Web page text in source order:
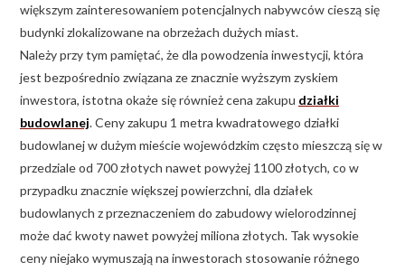
większym zainteresowaniem potencjalnych nabywców cieszą się
budynki zlokalizowane na obrzeżach dużych miast.
Należy przy tym pamiętać, że dla powodzenia inwestycji, która
jest bezpośrednio związana ze znacznie wyższym zyskiem
inwestora, istotna okaże się również cena zakupu działki
budowlanej. Ceny zakupu 1 metra kwadratowego działki
budowlanej w dużym mieście wojewódzkim często mieszczą się w
przedziale od 700 złotych nawet powyżej 1100 złotych, co w
przypadku znacznie większej powierzchni, dla działek
budowlanych z przeznaczeniem do zabudowy wielorodzinnej
może dać kwoty nawet powyżej miliona złotych. Tak wysokie
ceny niejako wymuszają na inwestorach stosowanie różnego